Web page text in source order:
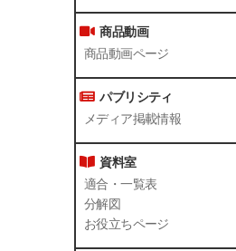
商品動画
商品動画ページ
パブリシティ
メディア掲載情報
資料室
適合・一覧表
分解図
お役立ちページ